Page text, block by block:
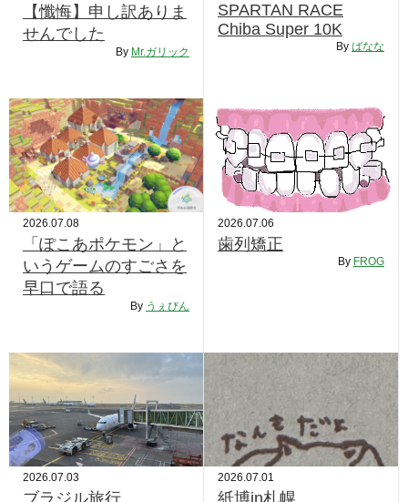
【懺悔】申し訳ありま
せんでした
By Mr.ガリック
SPARTAN RACE
Chiba Super 10K
By ばなな
2026.07.08
「ぽこあポケモン」と
いうゲームのすごさを
早口で語る
By うぇびん
2026.07.06
歯列矯正
By FROG
2026.07.03
ブラジル旅行
2026.07.01
紙博in札幌